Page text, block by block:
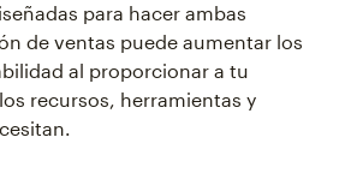
para hacer ambas
de ventas puede aumentar los
al proporcionar a tu
recursos, herramientas y